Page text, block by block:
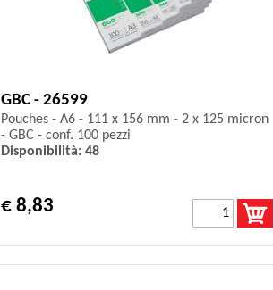
GBC - 26599
Pouches - A6 - 111 x 156 mm - 2 x 125 micron
- GBC - conf. 100 pezzi
Disponibilità: 48
€ 8,83